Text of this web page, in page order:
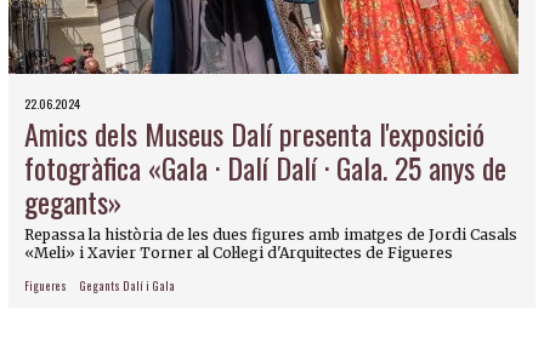
22.06.2024
Amics dels Museus Dalí presenta l'exposició
fotogràfica «Gala · Dalí Dalí · Gala. 25 anys de
gegants»
Repassa la història de les dues figures amb imatges de Jordi Casals
«Meli» i Xavier Torner al Col·legi d'Arquitectes de Figueres
Figueres Gegants Dalí i Gala